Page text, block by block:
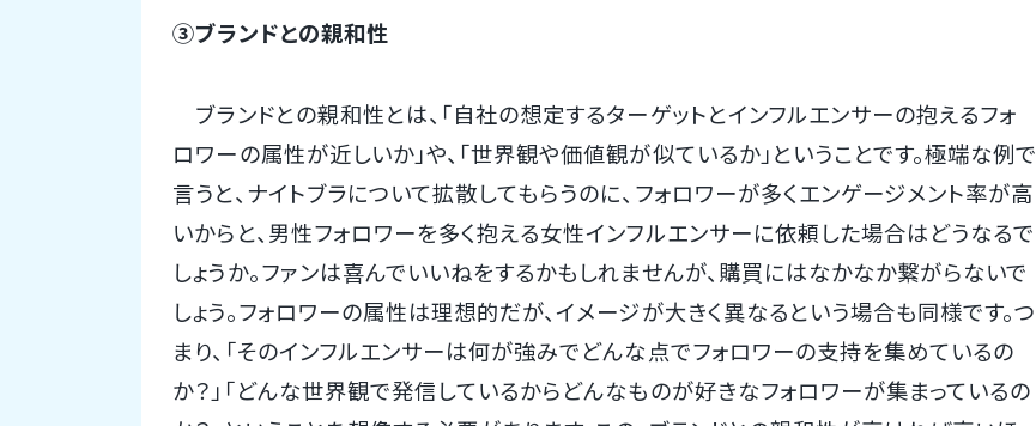
③ブランドとの親和性
ブランドとの親和性とは、「自社の想定するターゲットとインフルエンサーの抱えるフォ
ロワーの属性が近しいか」や、「世界観や価値観が似ているか」ということです。極端な例で
言うと、ナイトブラについて拡散してもらうのに、フォロワーが多くエンゲージメント率が高
いからと、男性フォロワーを多く抱える女性インフルエンサーに依頼した場合はどうなるで
しょうか。ファンは喜んでいいねをするかもしれませんが、購買にはなかなか繋がらないで
しょう。フォロワーの属性は理想的だが、イメージが大きく異なるという場合も同様です。つ
まり、「そのインフルエンサーは何が強みでどんな点でフォロワーの支持を集めているの
か？」「どんな世界観で発信しているからどんなものが好きなフォロワーが集まっているの